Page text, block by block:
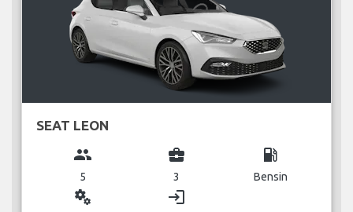
SEAT LEON
group
5
business_center
3
local_gas_station
Bensin
miscellaneous_services login